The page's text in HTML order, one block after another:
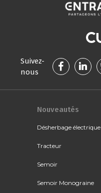
Suivez-
nous
Nouveautés
Désherbage électrique
Tracteur
Semoir
Semoir Monograine